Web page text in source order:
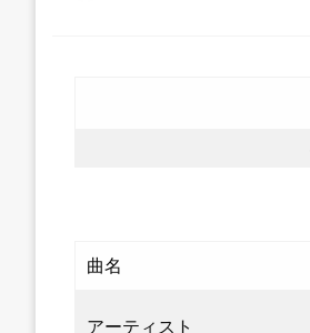
曲名
アーティスト